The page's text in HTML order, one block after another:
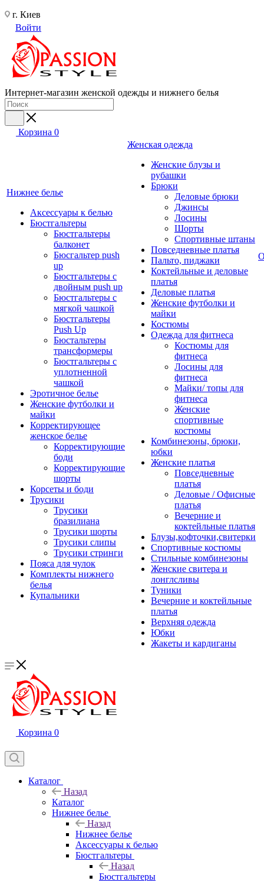
г. Киев
Войти
Интернет-магазин женской одежды и нижнего белья
Корзина 0
Нижнее белье
Аксессуары к белью
Бюстгальтеры
Бюстгальтеры
балконет
Бюсгальтер push
up
Бюстгальтеры с
двойным push up
Бюстгальтеры с
мягкой чашкой
Бюстгальтеры
Push Up
Бюстальтеры
трансформеры
Бюстгальтеры с
уплотненной
чашкой
Эротичное белье
Женские футболки и
майки
Корректирующее
женское белье
Корректирующие
боди
Корректирующие
шорты
Корсеты и боди
Трусики
Трусики
бразилиана
Трусики шорты
Трусики слипы
Трусики стринги
Пояса для чулок
Комплекты нижнего
белья
Купальники
Женская одежда
Женские блузы и
рубашки
Брюки
Деловые брюки
Джинсы
Лосины
Шорты
Спортивные штаны
Повседневные платья
Пальто, пиджаки
Коктейльные и деловые
платья
Деловые платья
Женские футболки и
майки
Костюмы
Одежда для фитнеса
Костюмы для
фитнеса
Лосины для
фитнеса
Майки/ топы для
фитнеса
Женские
спортивные
костюмы
Комбинезоны, брюки,
юбки
Женские платья
Повседневные
платья
Деловые / Офисные
платья
Вечерние и
коктейльные платья
Блузы,кофточки,свитерки
Спортивные костюмы
Стильные комбинезоны
Женские свитера и
лонглсливы
Туники
Вечерние и коктейльные
платья
Верхняя одежда
Юбки
Жакеты и кардиганы
Корзина 0
Каталог
Назад
Каталог
Нижнее белье
Назад
Нижнее белье
Аксессуары к белью
Бюстгальтеры
Назад
Бюстгальтеры